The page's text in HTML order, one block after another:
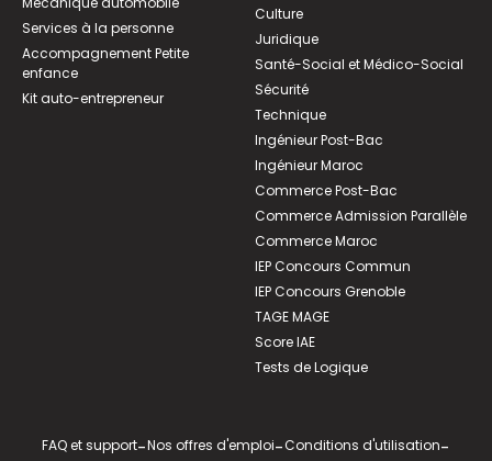
Services à la personne
Accompagnement Petite
enfance
Kit auto-entrepreneur
Culture
Juridique
Santé-Social et Médico-Social
Sécurité
Technique
Ingénieur Post-Bac
Ingénieur Maroc
Commerce Post-Bac
Commerce Admission Parallèle
Commerce Maroc
IEP Concours Commun
IEP Concours Grenoble
TAGE MAGE
Score IAE
Tests de Logique
FAQ et support-Nos offres d'emploi-Conditions d'utilisation-